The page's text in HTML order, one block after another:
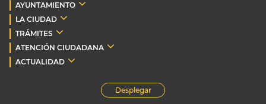
AYUNTAMIENTO
LA CIUDAD
TRÁMITES
ATENCIÓN CIUDADANA
ACTUALIDAD
Desplegar